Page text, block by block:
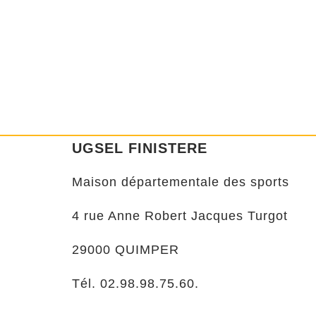
UGSEL FINISTERE
Maison départementale des sports
4 rue Anne Robert Jacques Turgot
29000 QUIMPER
Tél. 02.98.98.75.60.